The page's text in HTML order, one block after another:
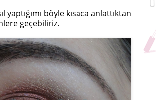
yaptığımı böyle kısaca anlattıktan
geçebiliriz.